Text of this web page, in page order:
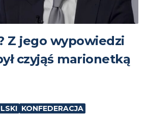
Z jego wypowiedzi
czyjąś marionetką
KONFEDERACJA